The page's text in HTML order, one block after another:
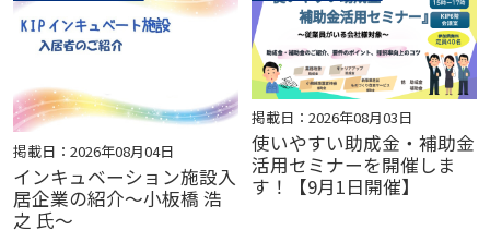
掲載日：2026年08月04日
インキュベーション施設入
居企業の紹介～小板橋 浩
之 氏～
掲載日：2026年08月03日
使いやすい助成金・補助金
活用セミナーを開催しま
す！【9月1日開催】